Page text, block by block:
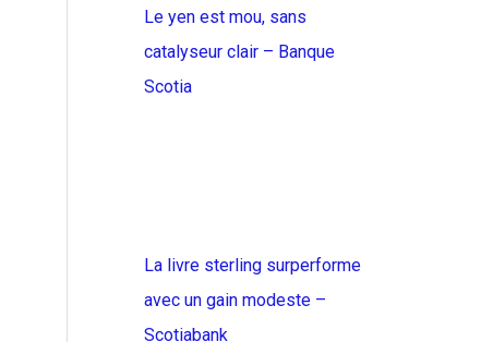
Le yen est mou, sans
catalyseur clair – Banque
Scotia
La livre sterling surperforme
avec un gain modeste –
Scotiabank